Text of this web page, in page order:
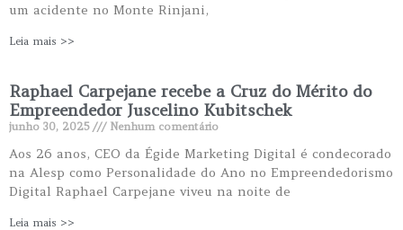
um acidente no Monte Rinjani,
Leia mais >>
Raphael Carpejane recebe a Cruz do Mérito do
Empreendedor Juscelino Kubitschek
junho 30, 2025 Nenhum comentário
Aos 26 anos, CEO da Égide Marketing Digital é condecorado
na Alesp como Personalidade do Ano no Empreendedorismo
Digital Raphael Carpejane viveu na noite de
Leia mais >>